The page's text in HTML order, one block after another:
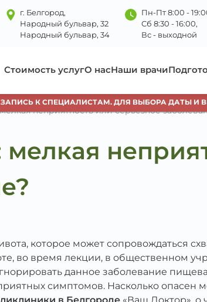
г. Белгород,
Народный бульвар, 32
Народный бульвар, 34
Пн-Пт 8:00 -
Сб 8:30 - 16:00,
Вс - выходной
Стоимость услугО насНаши врачи
К СПЕЦИАЛИСТАМ. ДЛЯ ВЫБОРА ДАТЫ И
неприятность или серьезное
которое может сопровождаться
во время лекции, в общественном
данное заболевание
симптомов. Насколько опасен